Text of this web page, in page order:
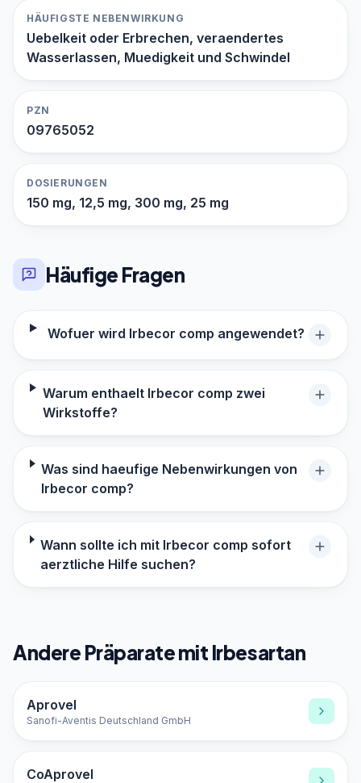
HÄUFIGSTE NEBENWIRKUNG
Uebelkeit oder Erbrechen, veraendertes
Wasserlassen, Muedigkeit und Schwindel
PZN
09765052
DOSIERUNGEN
150 mg, 12,5 mg, 300 mg, 25 mg
Häufige Fragen
Wofuer wird Irbecor comp angewendet?
Warum enthaelt Irbecor comp zwei
Wirkstoffe?
Was sind haeufige Nebenwirkungen von
Irbecor comp?
Wann sollte ich mit Irbecor comp sofort
aerztliche Hilfe suchen?
Andere Präparate mit Irbesartan
Aprovel
Sanofi-Aventis Deutschland GmbH
CoAprovel